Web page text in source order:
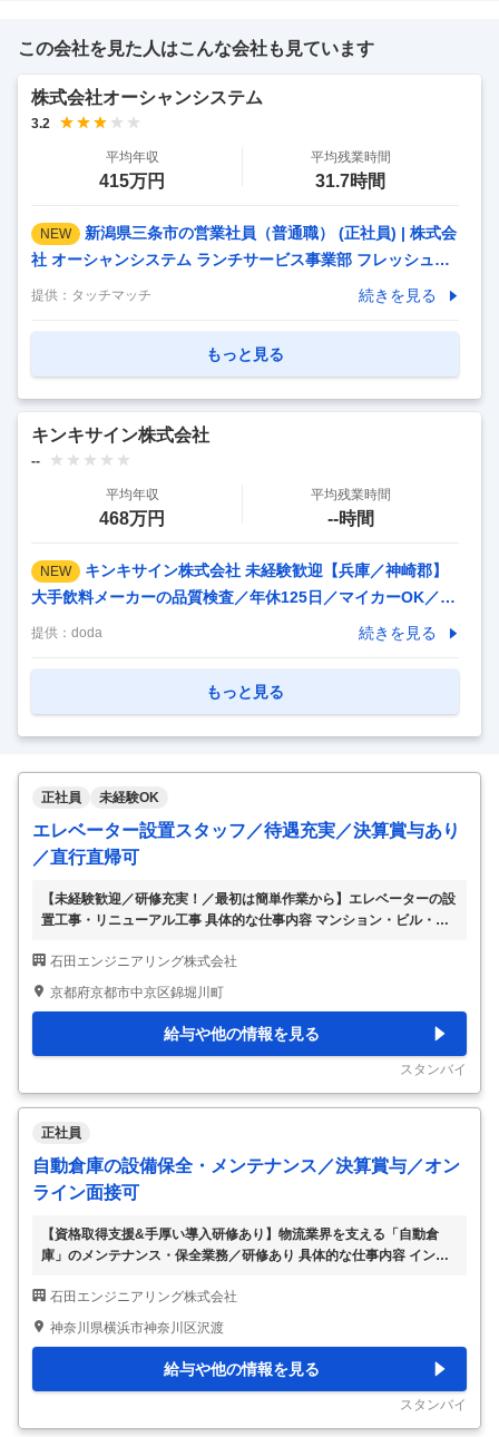
盤・遮断器）やC－GIS設備の工場内出荷試験を実施頂きま
す。 試験後は全国のビルや工場
この会社を見た人はこんな会社も見ています
株式会社オーシャンシステム
3.2
平均年収
415万円
平均残業時間
31.7時間
NEW
新潟県三条市の営業社員（普通職） (正社員) | 株式会
社 オーシャンシステム ランチサービス事業部 フレッシュラ
ンチ３９ 三条店 ▼仕事内容 〇担当エリアの企業 ・営業所を
す。 ＊最初は、先輩社員と同行しながら仕事を覚えてもらい
変更なし (新潟県三条市) ▼職種 営業社員（普通職）(正社員)
（月額平均）…
提供： タッチマッチ 続きを見る
もっと見る
キンキサイン株式会社
--
平均年収
468万円
平均残業時間
--時間
NEW
キンキサイン株式会社 未経験歓迎【兵庫／神崎郡】
大手飲料メーカーの品質検査／年休125日／マイカーOK／全
国トップ級生産量 【仕事内容】 未経験歓迎【兵庫／神崎
ーカーとの取引先多数・年間125日・マイカー通勤可／ ■職
業務”をお任せ致します ■職務内容 誰でも知ってい…
提供： doda 続きを見る
もっと見る
正社員 未経験OK
エレベーター設置スタッフ／待遇充実／決算賞与あり
／直行直帰可
【未経験歓迎／研修充実！／最初は簡単作業から】エレベーターの設
置工事・リニューアル工事 具体的な仕事内容 マンション・ビル・商
から始める？ ・数十種類ある部品を現場へ搬入 ・組み立てる部品を
ボルトでセットする ・エレベーターの押しボタンを各階に運ぶ ・乗
一連の流れを把握します。 Q.期間はどれくらい？ ・10階建て：3週
間 ・15階建て：1カ月 施設の規模により年単位のビッグプロジェク
トになることも Q.設置台数は？ ・マンション：1～2台 ・オフィスビ
ル：3～6台…
石田エンジニアリング株式会社
京都府京都市中京区錦堀川町
給与や他の情報を見る
スタンバイ
正社員
自動倉庫の設備保全・メンテナンス／決算賞与／オン
ライン面接可
【資格取得支援&手厚い導入研修あり】物流業界を支える「自動倉
庫」のメンテナンス・保全業務／研修あり 具体的な仕事内容 インタ
た昨今。ネット通販市場を支えるのが『自動倉庫』です。全国から注
文が入った商品を自動的に巨大な倉庫から取り出し、梱包する場所ま
れており、自動倉庫が介入することで商品の仕分やピッキングをスピ
ーディーに行うことが可能です。 私たち石田エンジニアリングの設
備保全・メンテナンススタッフが担うのは、そんな物流業界を支える
自動倉庫の故障や不具合を防いだり、不具合が…
石田エンジニアリング株式会社
神奈川県横浜市神奈川区沢渡
給与や他の情報を見る
スタンバイ